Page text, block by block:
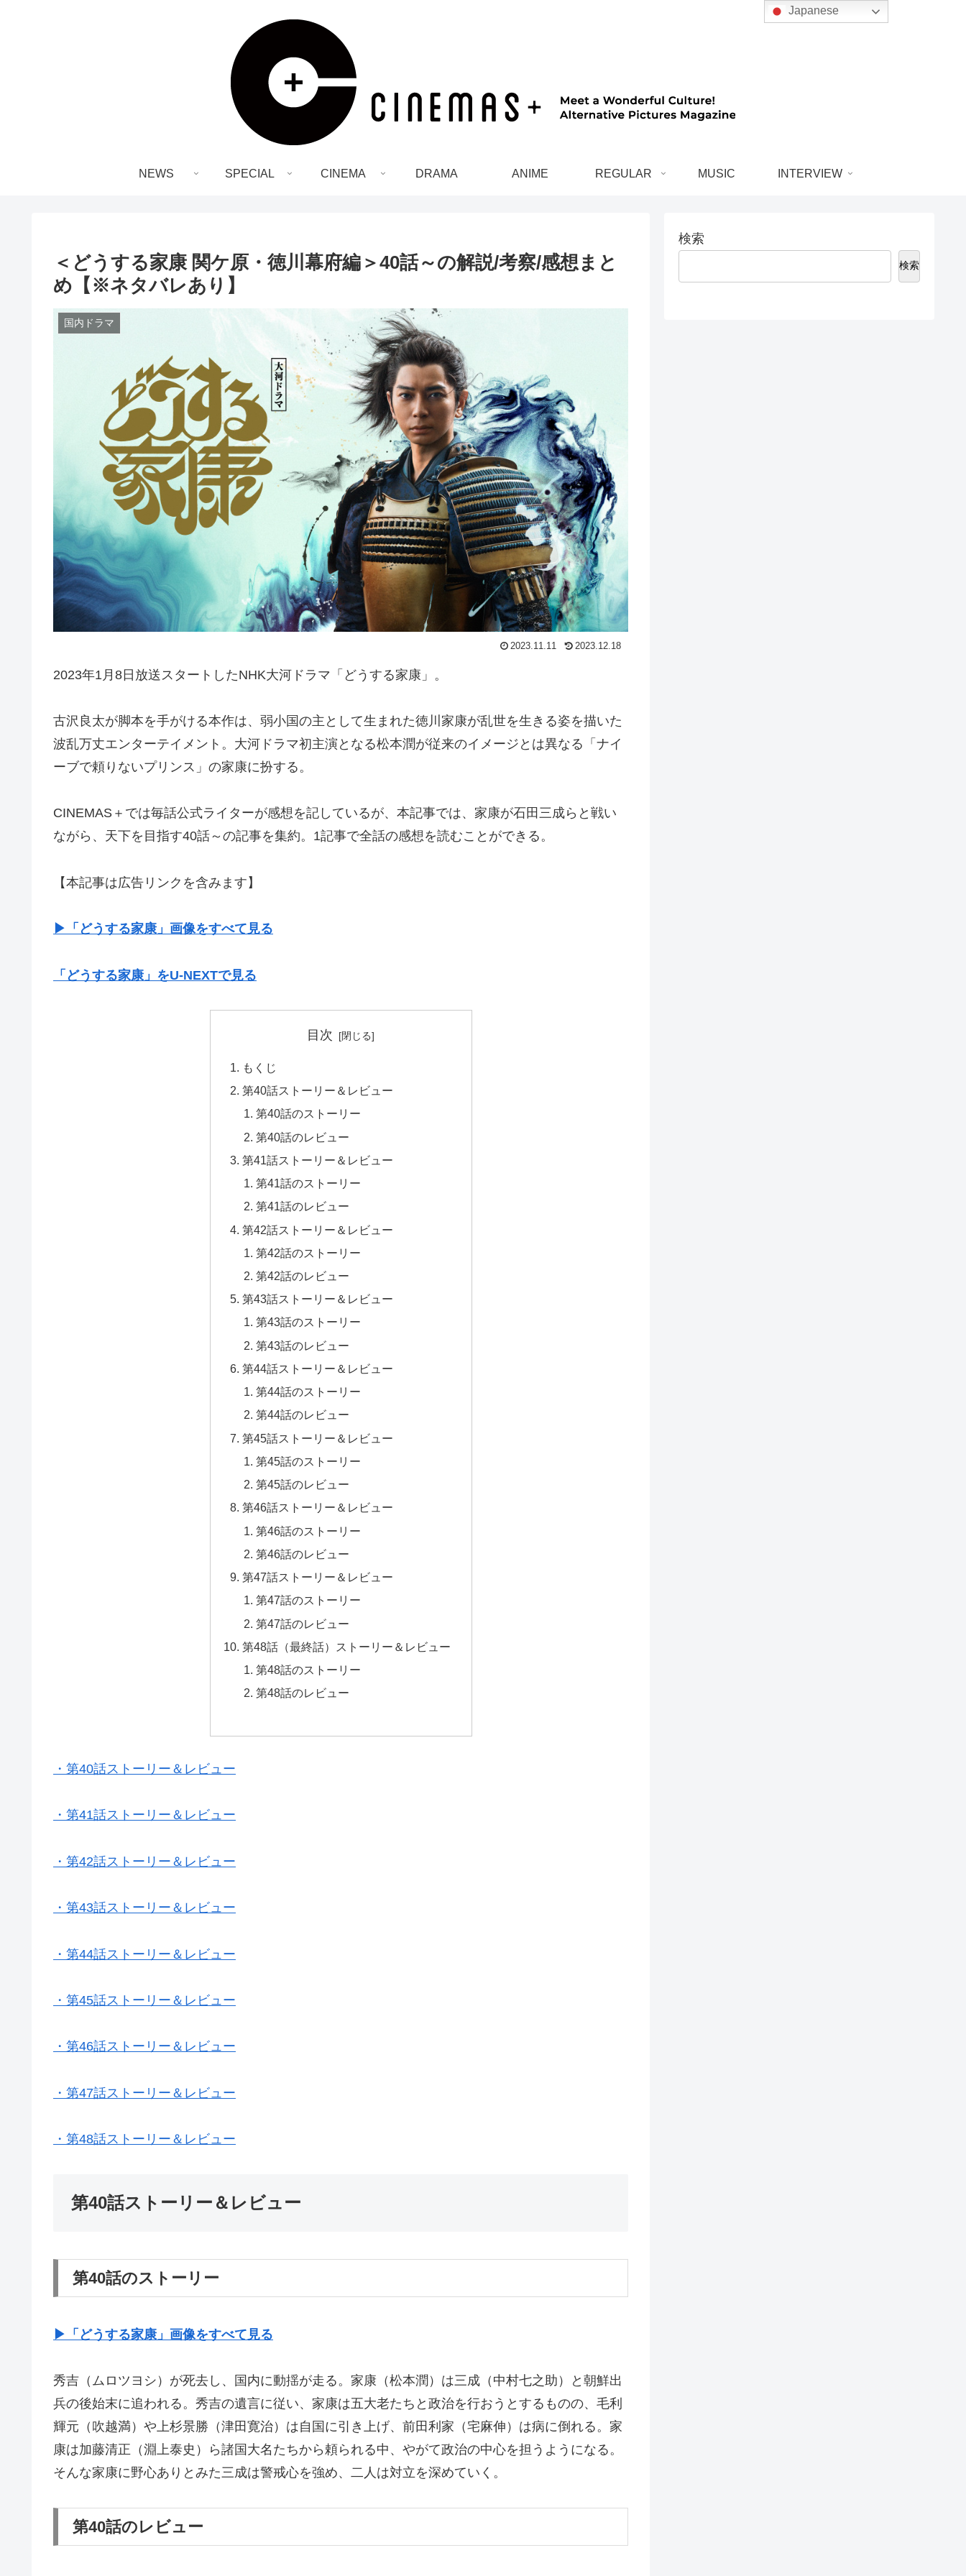
NEWS SPECIAL CINEMA DRAMA ANIME REGULAR MUSIC INTERVIEW
＜どうする家康 関ケ原・徳川幕府編＞40話～の解説/考察/感想まと
め【※ネタバレあり】
国内ドラマ
2023.11.11 2023.12.18
2023年1月8日放送スタートしたNHK大河ドラマ「どうする家康」。
古沢良太が脚本を手がける本作は、弱小国の主として生まれた徳川家康が乱世を生きる姿を描いた
波乱万丈エンターテイメント。大河ドラマ初主演となる松本潤が従来のイメージとは異なる「ナイ
ーブで頼りないプリンス」の家康に扮する。
CINEMAS＋では毎話公式ライターが感想を記しているが、本記事では、家康が石田三成らと戦い
ながら、天下を目指す40話～の記事を集約。1記事で全話の感想を読むことができる。
【本記事は広告リンクを含みます】
▶︎「どうする家康」画像をすべて見る
「どうする家康」をU-NEXTで見る
目次
もくじ
第40話ストーリー＆レビュー
第40話のストーリー
第40話のレビュー
第41話ストーリー＆レビュー
第41話のストーリー
第41話のレビュー
第42話ストーリー＆レビュー
第42話のストーリー
第42話のレビュー
第43話ストーリー＆レビュー
第43話のストーリー
第43話のレビュー
第44話ストーリー＆レビュー
第44話のストーリー
第44話のレビュー
第45話ストーリー＆レビュー
第45話のストーリー
第45話のレビュー
第46話ストーリー＆レビュー
第46話のストーリー
第46話のレビュー
第47話ストーリー＆レビュー
第47話のストーリー
第47話のレビュー
第48話（最終話）ストーリー＆レビュー
第48話のストーリー
第48話のレビュー
・第40話ストーリー＆レビュー
・第41話ストーリー＆レビュー
・第42話ストーリー＆レビュー
・第43話ストーリー＆レビュー
・第44話ストーリー＆レビュー
・第45話ストーリー＆レビュー
・第46話ストーリー＆レビュー
・第47話ストーリー＆レビュー
・第48話ストーリー＆レビュー
第40話ストーリー＆レビュー
第40話のストーリー
▶︎「どうする家康」画像をすべて見る
秀吉（ムロツヨシ）が死去し、国内に動揺が走る。家康（松本潤）は三成（中村七之助）と朝鮮出
兵の後始末に追われる。秀吉の遺言に従い、家康は五大老たちと政治を行おうとするものの、毛利
輝元（吹越満）や上杉景勝（津田寛治）は自国に引き上げ、前田利家（宅麻伸）は病に倒れる。家
康は加藤清正（淵上泰史）ら諸国大名たちから頼られる中、やがて政治の中心を担うようになる。
そんな家康に野心ありとみた三成は警戒心を強め、二人は対立を深めていく。
第40話のレビュー
検索
検索
Japanese